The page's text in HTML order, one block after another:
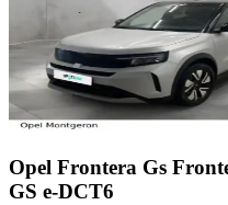
Opel Frontera Gs
GS e-DCT6